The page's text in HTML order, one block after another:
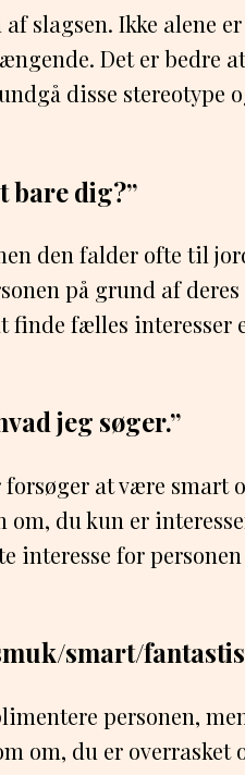
slagsen. Ikke alene
Det er bedre
disse stereotype
bare dig?”
den falder ofte til
på grund af deres
finde fælles interesser
jeg søger.”
at være smart
du kun er
interesse for
smart/
personen,
om, du er overrasket